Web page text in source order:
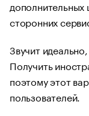
сторонних
Звучит
Получить
поэтому этот
пользователей.